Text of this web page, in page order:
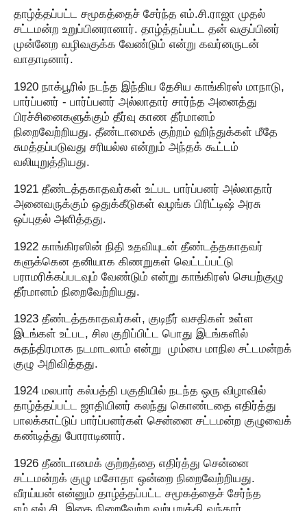
தாழ்த்தப்பட்ட சமூகத்தைச் சேர்ந்த எம்.சி.ராஜா முதல்
சட்டமன்ற உறுப்பினரானார். தாழ்த்தப்பட்ட தன் வகுப்பினர்
முன்னேற வழிவகுக்க வேண்டும் என்று கவர்னருடன்
வாதாடினார்.
1920 நாக்பூரில் நடந்த இந்திய தேசிய காங்கிரஸ் மாநாடு,
பார்ப்பனர் - பார்ப்பனர் அல்லாதார் சார்ந்த அனைத்து
பிரச்சினைகளுக்கும் தீர்வு காண தீர்மானம்
நிறைவேற்றியது. தீண்டாமைக் குற்றம் ஹிந்துக்கள் மீதே
சுமத்தப்படுவது சரியல்ல என்றும் அந்தக் கூட்டம்
வலியுறுத்தியது.
1921 தீண்டத்தகாதவர்கள் உட்பட பார்ப்பனர் அல்லாதார்
அனைவருக்கும் ஒதுக்கீடுகள் வழங்க பிரிட்டிஷ் அரசு
ஒப்புதல் அளித்தது.
1922 காங்கிரஸின் நிதி உதவியுடன் தீண்டத்தகாதவர்
களுக்கென தனியாக கிணறுகள் வெட்டப்பட்டு
பராமரிக்கப்படவும் வேண்டும் என்று காங்கிரஸ் செயற்குழு
தீர்மானம் நிறைவேற்றியது.
1923 தீண்டத்தகாதவர்கள், குடிநீர் வசதிகள் உள்ள
இடங்கள் உட்பட, சில குறிப்பிட்ட பொது இடங்களில்
சுதந்திரமாக நடமாடலாம் என்று மும்பை மாநில சட்டமன்றக்
குழு அறிவித்தது.
1924 மலபார் கல்பத்தி பகுதியில் நடந்த ஒரு விழாவில்
தாழ்த்தப்பட்ட ஜாதியினர் கலந்து கொண்டதை எதிர்த்து
பாலக்காட்டுப் பார்ப்பனர்கள் சென்னை சட்டமன்ற குழுவைக்
கண்டித்து போராடினார்.
1926 தீண்டாமைக் குற்றத்தை எதிர்த்து சென்னை
சட்டமன்றக் குழு மசோதா ஒன்றை நிறைவேற்றியது.
வீரய்யன் என்னும் தாழ்த்தப்பட்ட சமூகத்தைச் சேர்ந்த
எம்.எல்.சி. இதை நிறைவேற்ற வற்புறுத்தி வந்தார்.